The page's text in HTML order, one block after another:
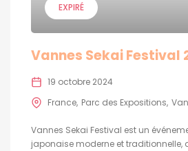
EXPIRÉ
Vannes Sekai Festival
19 octobre 2024
France Parc des Expositions
Vannes Sekai Festival est un
japonaise moderne et traditionnelle,